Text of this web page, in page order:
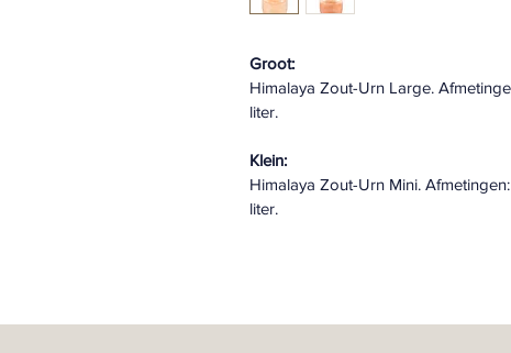
Groot:
Himalaya Zout-Urn Large.
liter.
Klein:
Himalaya Zout-Urn Mini.
liter.